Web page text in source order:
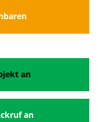
an
an